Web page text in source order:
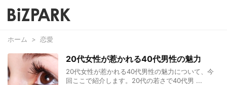
ホーム > 恋愛
20代女性が惹かれる40代男性の魅力
20代女性が惹かれる40代男性の魅力について、今
回ここで紹介します。20代の若さで40代男 ...